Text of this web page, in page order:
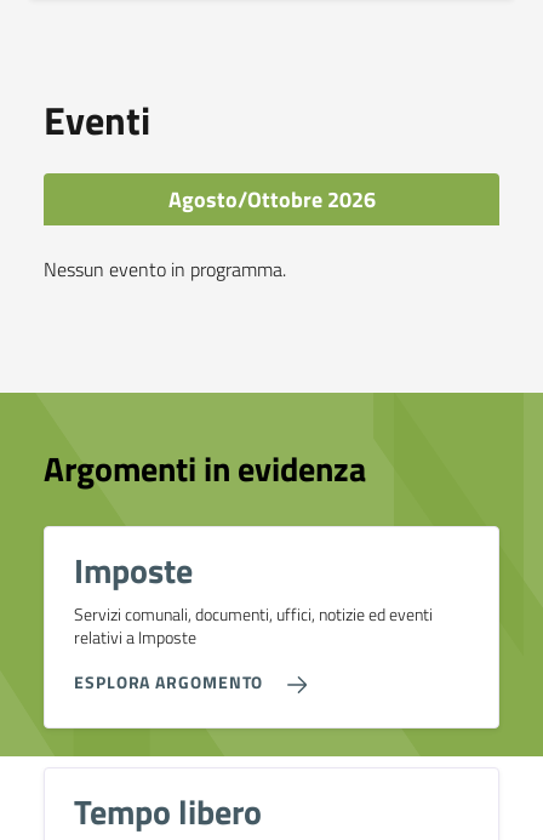
Eventi
Agosto/Ottobre 2026
Nessun evento in programma.
Argomenti in evidenza
Imposte
Servizi comunali, documenti, uffici, notizie ed eventi
relativi a Imposte
ESPLORA ARGOMENTO
Tempo libero